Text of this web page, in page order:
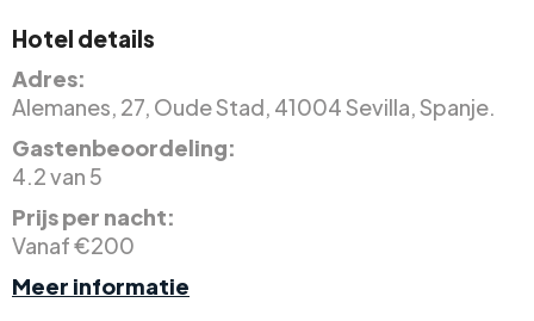
Hotel details
Adres:
Alemanes, 27, Oude Stad, 41004 Sevilla, Spanje.
Gastenbeoordeling:
4.2 van 5
Prijs per nacht:
Vanaf €200
Meer informatie